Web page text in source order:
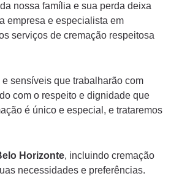
nossa família e sua perda deixa
empresa e especialista em
serviços de cremação respeitosa
sensíveis que trabalharão com
com o respeito e dignidade que
é único e especial, e trataremos
Horizonte, incluindo cremação
necessidades e preferências.